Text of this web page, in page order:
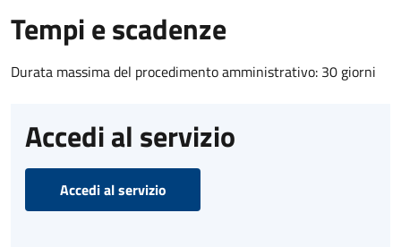
Tempi e scadenze
Durata massima del procedimento amministrativo: 30 giorni
Accedi al servizio
Accedi al servizio